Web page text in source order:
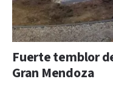
Fuerte temblor
Gran Mendoza